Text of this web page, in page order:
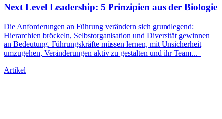
Next Level Leadership: 5 Prinzipien aus der Biologie
Die Anforderungen an Führung verändern sich grundlegend:
Hierarchien bröckeln, Selbstorganisation und Diversität gewinnen
an Bedeutung. Führungskräfte müssen lernen, mit Unsicherheit
umzugehen, Veränderungen aktiv zu gestalten und ihr Team...
Artikel